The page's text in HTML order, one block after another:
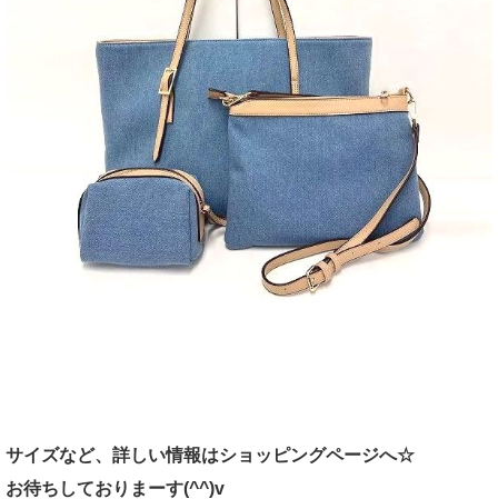
サイズなど、詳しい情報はショッピングページへ☆
お待ちしておりまーす(^^)v